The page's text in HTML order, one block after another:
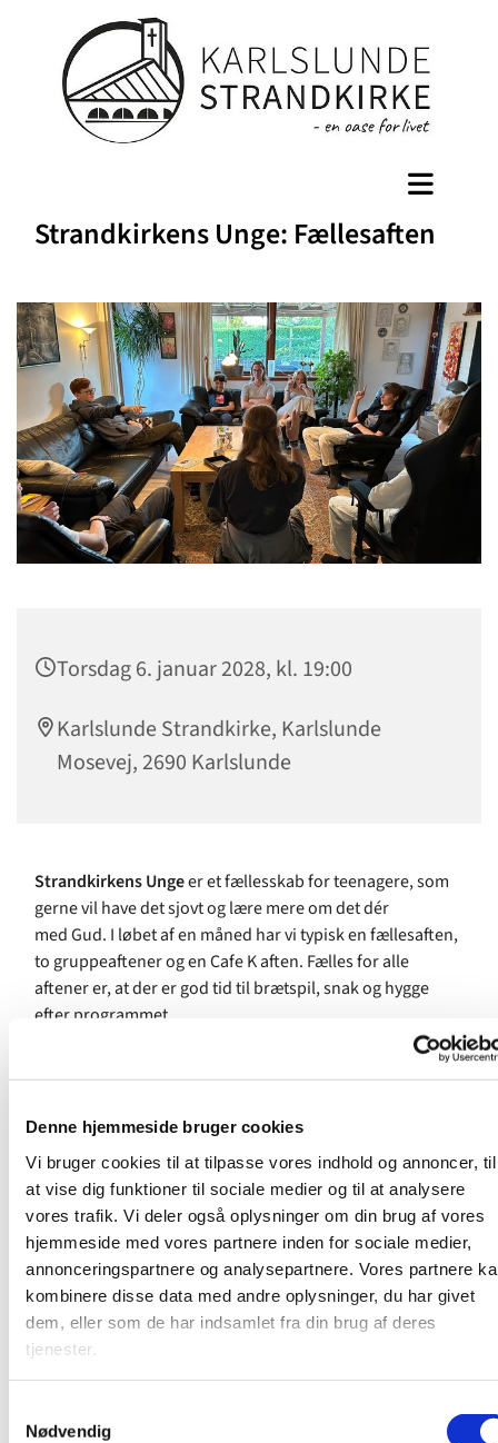
Denne hjemmeside bruger cookies
Vi bruger cookies til at tilpasse vores indhold og annoncer, til
at vise dig funktioner til sociale medier og til at analysere
vores trafik. Vi deler også oplysninger om din brug af vores
hjemmeside med vores partnere inden for sociale medier,
annonceringspartnere og analysepartnere. Vores partnere
kombinere disse data med andre oplysninger, du har givet
dem, eller som de har indsamlet fra din brug af deres
tjenester.
Nødvendig
Strandkirkens Unge: Fællesaften
Torsdag 6. januar 2028, kl. 19:00
Karlslunde Strandkirke, Karlslunde
Mosevej, 2690 Karlslunde
Strandkirkens Ungeer et fællesskab for teenagere, som
gerne vil have det sjovt og lære mere om det dér
med Gud. I løbet af en måned har vi typisk en fællesaften,
to gruppeaftener og en Cafe K aften. Fælles for alle
aftener er, at der er god tid til brætspil, snak og hygge
efter programmet.
er programmet meget varieret. Det kan
være filmaften, bageaften, brætspilsaften, gåtur på
programmet bringer os tættere på Gud og tættere på
hinanden.
Vi begynder kl. 19.00 og slutter ca. 21.00.
Kontakt Simon Grønne-Grann på
simon@strandkirken.dk for mere info.